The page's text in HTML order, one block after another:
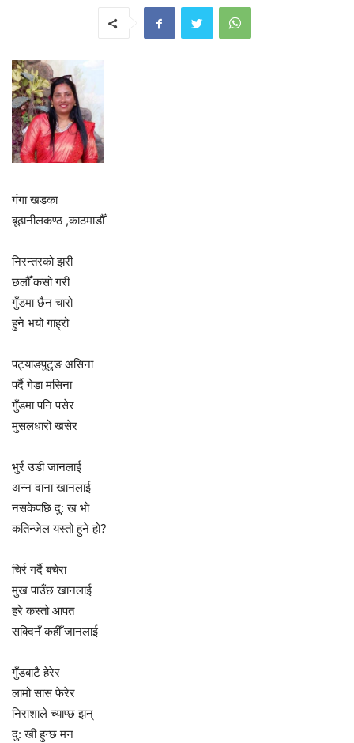
गंगा खडका
बूढानीलकण्ठ ,काठमाडौँ
निरन्तरको झरी
छलौँ कसो गरी
गुँडमा छैन चारो
हुने भयो गाह्रो
पट्याङपुटुङ असिना
पर्दै गेडा मसिना
गुँडमा पनि पसेर
मुसलधारो खसेर
भुर्र उडी जानलाई
अन्न दाना खानलाई
नसकेपछि दु: ख भो
कतिन्जेल यस्तो हुने हो?
चिर्र गर्दै बचेरा
मुख पाउँछ खानलाई
हरे कस्तो आपत
सक्दिनँ कहीँ जानलाई
गुँडबाटै हेरेर
लामो सास फेरेर
निराशाले च्याप्छ झन्
दु: खी हुन्छ मन